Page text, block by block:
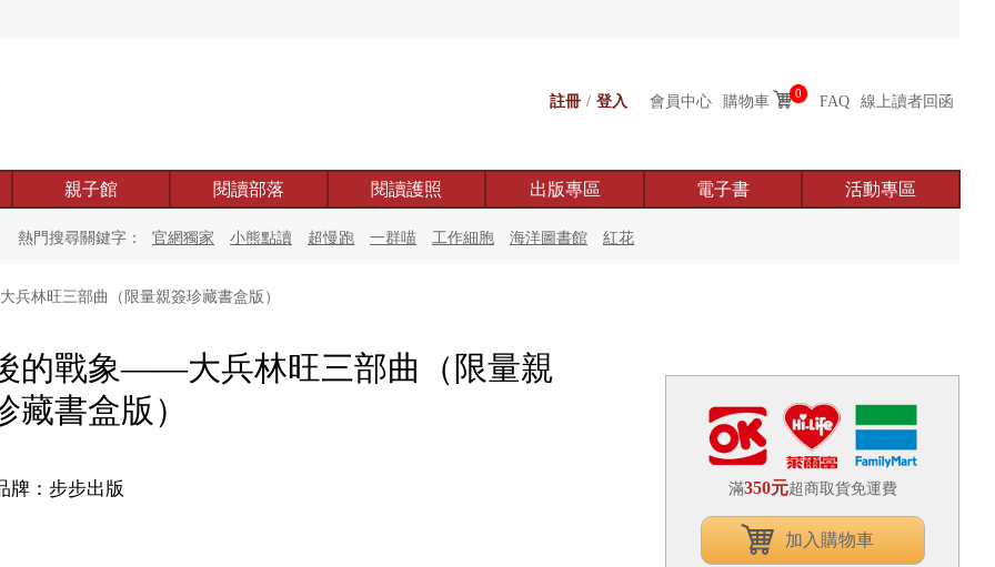
註冊 / 登入 會員中心 購物車 0 FAQ 線上讀者回函
親子館 閱讀部落 閱讀護照 出版專區 電子書 活動專區
熱門搜尋關鍵字： 官網獨家 小熊點讀 超慢跑 一群喵 工作細胞 海洋圖書館 紅花
林旺三部曲（限量親簽珍藏書盒版）
的戰象——大兵林旺三部曲（限量親
藏書盒版）
牌：步步出版 滿350元超商取貨免運費
加入購物車